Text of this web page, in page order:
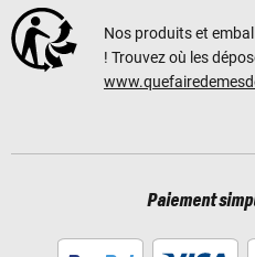
Nos produits et
! Trouvez où les
Paiement